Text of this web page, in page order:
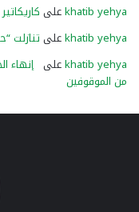
khatib yehyaعلى كاريكاتير
khatib yehyaعلى تنازلت
khatib yehyaعلى إنهاء
من الموقوفين